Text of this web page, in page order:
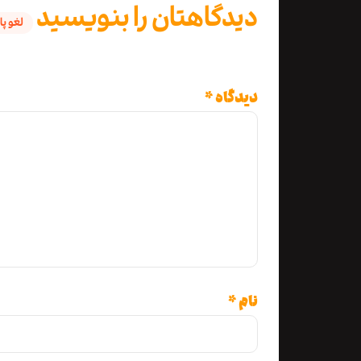
دیدگاهتان را بنویسید لغو
دیدگاه*
نام*